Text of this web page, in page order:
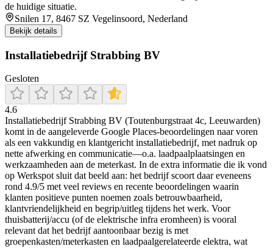
de huidige situatie.
Snilen 17, 8467 SZ Vegelinsoord, Nederland
Bekijk details
Installatiebedrijf Strabbing BV
Gesloten
4.6
Installatiebedrijf Strabbing BV (Toutenburgstraat 4c, Leeuwarden)
komt in de aangeleverde Google Places-beoordelingen naar voren
als een vakkundig en klantgericht installatiebedrijf, met nadruk op
nette afwerking en communicatie—o.a. laadpaalplaatsingen en
werkzaamheden aan de meterkast. In de extra informatie die ik vond
op Werkspot sluit dat beeld aan: het bedrijf scoort daar eveneens
rond 4.9/5 met veel reviews en recente beoordelingen waarin
klanten positieve punten noemen zoals betrouwbaarheid,
klantvriendelijkheid en begrip/uitleg tijdens het werk. Voor
thuisbatterij/accu (of de elektrische infra eromheen) is vooral
relevant dat het bedrijf aantoonbaar bezig is met
groepenkasten/meterkasten en laadpaalgerelateerde elektra, wat